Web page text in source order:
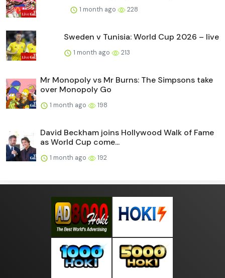
1 month ago 228
Sweden v Tunisia: World Cup 2026 – live
1 month ago 213
Mr Monopoly vs Mr Burns: The Simpsons take
over Monopoly Go
1 month ago 198
David Beckham joins Hollywood Walk of Fame
as World Cup come...
1 month ago 192